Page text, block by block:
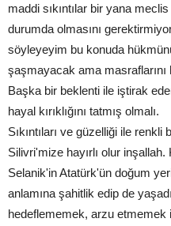
maddi sıkıntılar bir yana
durumda olmasını
söyleyeyim bu konuda
şaşmayacak ama masraflarını
Başka bir beklenti ile iştirak
hayal kırıklığını tatmış olmalı.
Sıkıntıları ve güzelliği ile
Silivri'mize hayırlı olur
Selanik'in Atatürk'ün doğum
anlamına şahitlik edip de
hedeflememek, arzu etmemek